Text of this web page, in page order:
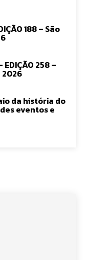
188 – São
EDIÇÃO 258 –
2026
da história do
eventos e